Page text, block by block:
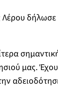
δήλωσε
μας.